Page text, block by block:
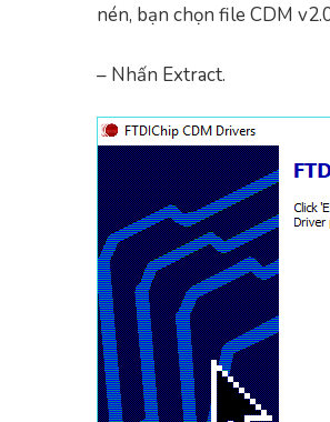
nén, bạn chọn file CDM
– Nhấn Extract.